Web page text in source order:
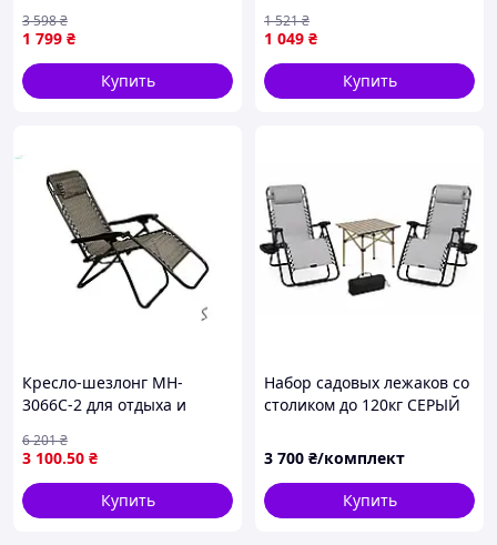
спинкой | Конструкция
Zero Gravity | Черный цвет
1 799 ₴
3 598₴
Купить
релаксации на улице
1 049 ₴
1 521₴
Купить
Кресло-шезлонг MH-
3066C-2 для отдыха и
из металла и полиэстера
3 100.50 ₴
6 201₴
Купить
Набор садовых лежаков со
столиком до 120кг СЕРЫЙ
подстаканником и
подголовником + стол с
чехлом
3 700 ₴/комплект
Купить